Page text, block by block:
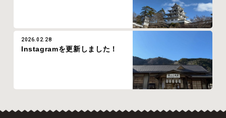
2026.02.28
Instagramを更新しました！